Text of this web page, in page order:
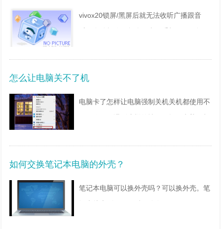
vivox20锁屏/黑屏后就无法收听广播跟音
新进入。 2.若无法退出
怎么让电脑关不了机
电脑卡了怎样让电脑强制关机关机都使用不
需要找系统安装盘重装系
如何交换笔记本电脑的外壳？
笔记本电脑可以换外壳吗？可以换外壳。笔